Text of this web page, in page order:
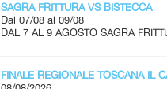
SAGRA FRITTURA VS BISTECCA
Dal 07/08 al 09/08
DAL 7 AL 9 AGOSTO SAGRA
FINALE REGIONALE TOSCANA IL